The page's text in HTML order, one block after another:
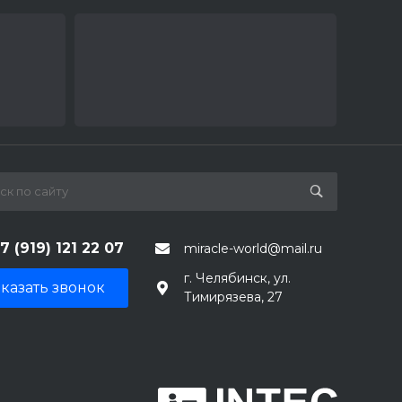
(919) 121 22 07 miracle-world@mail.ru
звонок
г. Челябинск, ул.
Тимирязева, 27